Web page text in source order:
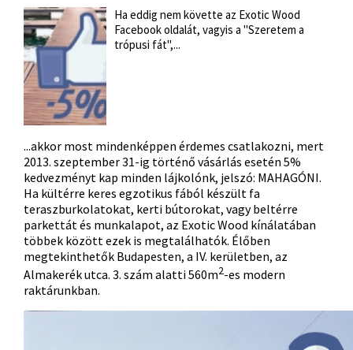
Ha eddig nem követte az Exotic Wood
Facebook oldalát, vagyis a "Szeretem a
trópusi fát",...
...akkor most mindenképpen érdemes csatlakozni, mert
2013. szeptember 31-ig történő vásárlás esetén 5%
kedvezményt kap minden lájkolónk, jelszó: MAHAGÓNI.
Ha kültérre keres egzotikus fából készült fa
teraszburkolatokat, kerti bútorokat, vagy beltérre
parkettát és munkalapot, az Exotic Wood kínálatában
többek között ezek is megtalálhatók. Élőben
megtekinthetők Budapesten, a IV. kerületben, az
Almakerék utca. 3. szám alatti 560m2-es modern
raktárunkban.